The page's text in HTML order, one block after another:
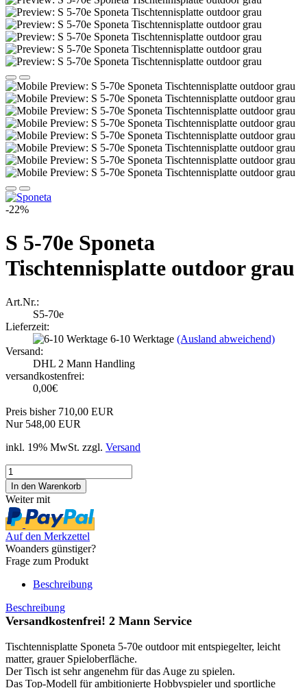
-22%
S 5-70e Sponeta
Tischtennisplatte outdoor grau
Art.Nr.:
S5-70e
Lieferzeit:
6-10 Werktage (Ausland abweichend)
Versand:
DHL 2 Mann Handling
versandkostenfrei:
0,00€
Preis bisher 710,00 EUR
Nur 548,00 EUR
inkl. 19% MwSt. zzgl. Versand
Weiter mit
Auf den Merkzettel
Woanders günstiger?
Frage zum Produkt
Beschreibung
Beschreibung
Versandkostenfrei! 2 Mann Service
Tischtennisplatte Sponeta 5-70e outdoor mit entspiegelter, leicht
matter, grauer Spieloberfläche.
Der Tisch ist sehr angenehm für das Auge zu spielen.
Das Top-Modell für ambitionierte Hobbyspieler und sportliche